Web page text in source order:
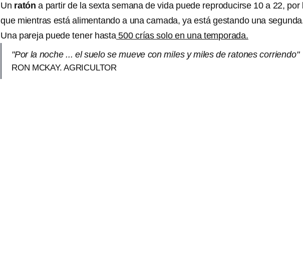
Un ratón a partir de la sexta semana de vida puede reproducirse 10 a 22, por
que mientras está alimentando a una camada, ya está gestando una
Una pareja puede tener hasta500 crías solo en una temporada.
"Por la noche ... el suelo se mueve con miles y miles de ratones corriendo"
RON MCKAY. AGRICULTOR